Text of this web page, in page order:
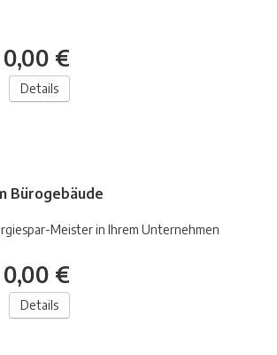
0,00 €
Details
Bürogebäude
Meister in Ihrem Unternehmen
0,00 €
Details